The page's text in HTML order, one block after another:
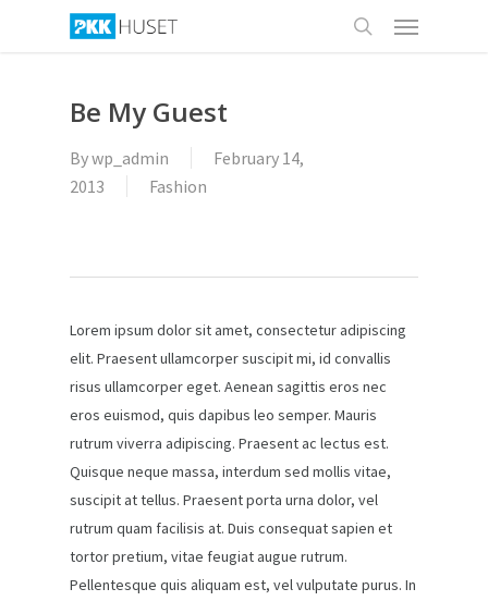
Menu
Be My Guest
Bywp_admin
February 14,
2013
Fashion
Lorem ipsum dolor sit amet, consectetur adipiscing
elit. Praesent ullamcorper suscipit mi, id convallis
risus ullamcorper eget. Aenean sagittis eros nec
eros euismod, quis dapibus leo semper. Mauris
rutrum viverra adipiscing. Praesent ac lectus est.
Quisque neque massa, interdum sed mollis vitae,
suscipit at tellus. Praesent porta urna dolor, vel
rutrum quam facilisis at. Duis consequat sapien et
tortor pretium, vitae feugiat augue rutrum.
Pellentesque quis aliquam est, vel vulputate purus. In